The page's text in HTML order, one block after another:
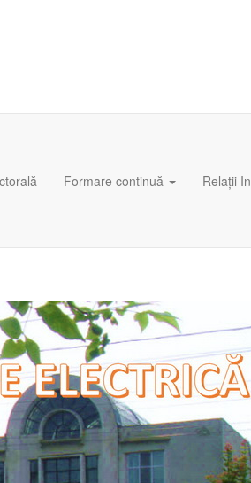
Formare continuă Relații